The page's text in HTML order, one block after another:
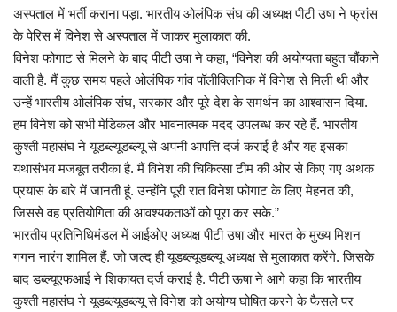
संपादकीय
रोजगार
राजनीति
मनोरंजन
मैगज़ीन की लेख
प्रमुख खबर
हेल्थ
अस्पताल में भर्ती कराना पड़ा. भारतीय ओलंपिक संघ की अध्यक्ष पीटी उषा ने फ्रांस
के पेरिस में विनेश से अस्पताल में जाकर मुलाकात की.
विनेश फोगाट से मिलने के बाद पीटी उषा ने कहा, “विनेश की अयोग्यता बहुत चौंकाने
वाली है. मैं कुछ समय पहले ओलंपिक गांव पॉलीक्लिनिक में विनेश से मिली थी और
उन्हें भारतीय ओलंपिक संघ, सरकार और पूरे देश के समर्थन का आश्वासन दिया.
हम विनेश को सभी मेडिकल और भावनात्मक मदद उपलब्ध कर रहे हैं. भारतीय
कुश्ती महासंघ ने यूडब्ल्यूडब्ल्यू से अपनी आपत्ति दर्ज कराई है और यह इसका
यथासंभव मजबूत तरीका है. मैं विनेश की चिकित्सा टीम की ओर से किए गए अथक
प्रयास के बारे में जानती हूं. उन्होंने पूरी रात विनेश फोगाट के लिए मेहनत की,
जिससे वह प्रतियोगिता की आवश्यकताओं को पूरा कर सके.”
भारतीय प्रतिनिधिमंडल में आईओए अध्यक्ष पीटी उषा और भारत के मुख्य मिशन
गगन नारंग शामिल हैं. जो जल्द ही यूडब्ल्यूडब्ल्यू अध्यक्ष से मुलाकात करेंगे. जिसके
बाद डब्ल्यूएफआई ने शिकायत दर्ज कराई है. पीटी ऊषा ने आगे कहा कि भारतीय
कुश्ती महासंघ ने यूडब्ल्यूडब्ल्यू से विनेश को अयोग्य घोषित करने के फैसले पर